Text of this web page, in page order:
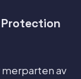
av